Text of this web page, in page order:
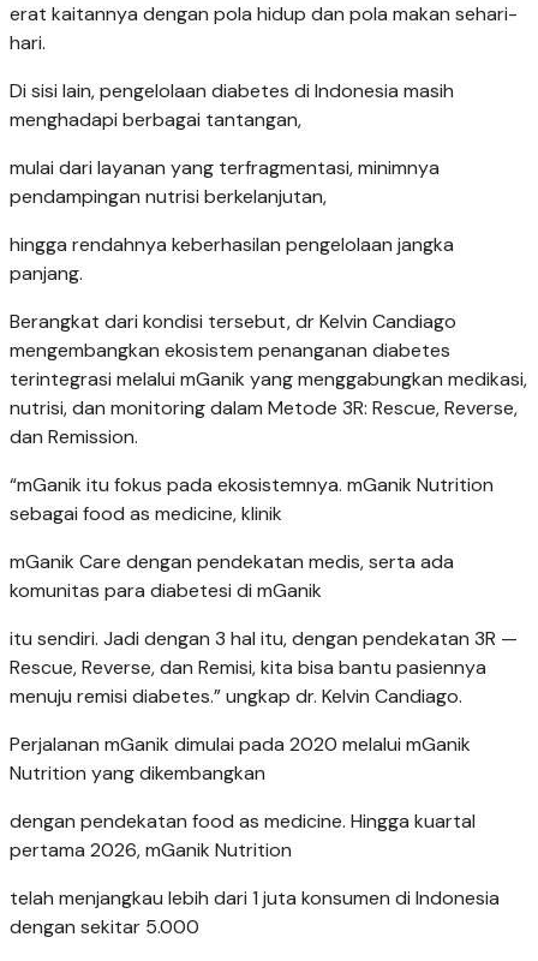
erat kaitannya dengan pola hidup dan pola makan sehari-
hari.
Di sisi lain, pengelolaan diabetes di Indonesia masih
menghadapi berbagai tantangan,
mulai dari layanan yang terfragmentasi, minimnya
pendampingan nutrisi berkelanjutan,
hingga rendahnya keberhasilan pengelolaan jangka
panjang.
Berangkat dari kondisi tersebut, dr Kelvin Candiago
mengembangkan ekosistem penanganan diabetes
terintegrasi melalui mGanik yang menggabungkan medikasi,
nutrisi, dan monitoring dalam Metode 3R: Rescue, Reverse,
dan Remission.
“mGanik itu fokus pada ekosistemnya. mGanik Nutrition
sebagai food as medicine, klinik
mGanik Care dengan pendekatan medis, serta ada
komunitas para diabetesi di mGanik
itu sendiri. Jadi dengan 3 hal itu, dengan pendekatan 3R —
Rescue, Reverse, dan Remisi, kita bisa bantu pasiennya
menuju remisi diabetes.” ungkap dr. Kelvin Candiago.
Perjalanan mGanik dimulai pada 2020 melalui mGanik
Nutrition yang dikembangkan
dengan pendekatan food as medicine. Hingga kuartal
pertama 2026, mGanik Nutrition
telah menjangkau lebih dari 1 juta konsumen di Indonesia
dengan sekitar 5.000